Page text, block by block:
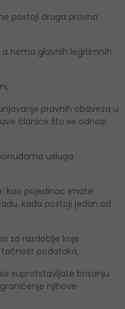
postoji druga pravna
nema glavnih legitimnih
pravnih obaveza u
članice što se odnosi
usluga
kao pojedinac imate
kada postoji jedan od
za razdoblje koje
podataka,
suprotstavljate brisanju
njihove